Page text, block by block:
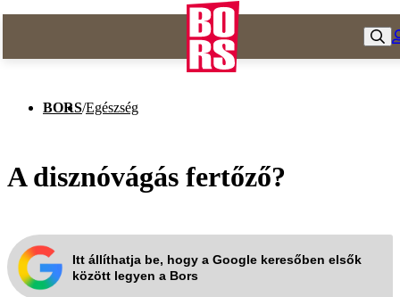
BORS/Egészség
A disznóvágás fertőző?
Itt állíthatja be, hogy a Google keresőben elsők
között legyen a Bors